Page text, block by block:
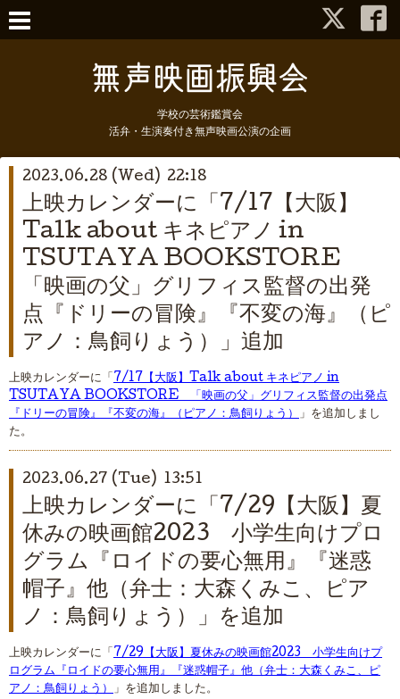
学校の芸術鑑賞会
活弁・生演奏付き無声映画公演の企画
2023.06.28 (Wed) 22:18
上映カレンダーに「7/17【大阪】
Talk about キネピアノ in
TSUTAYA BOOKSTORE
「映画の父」グリフィス監督の出発
点『ドリーの冒険』『不変の海』（ピ
アノ：鳥飼りょう）」追加
上映カレンダーに「 7/17【大阪】Talk about キネピアノ in
TSUTAYA BOOKSTORE 「映画の父」グリフィス監督の出発点
『ドリーの冒険』『不変の海』（ピアノ：鳥飼りょう） 」を追加しまし
た。
2023.06.27 (Tue) 13:51
上映カレンダーに「7/29【大阪】夏
休みの映画館2023 小学生向けプロ
グラム『ロイドの要心無用』『迷惑
帽子』他（弁士：大森くみこ、ピア
ノ：鳥飼りょう）」を追加
上映カレンダーに「 7/29【大阪】夏休みの映画館2023 小学生向けプ
ログラム『ロイドの要心無用』『迷惑帽子』他（弁士：大森くみこ、ピ
アノ：鳥飼りょう） 」を追加しました。